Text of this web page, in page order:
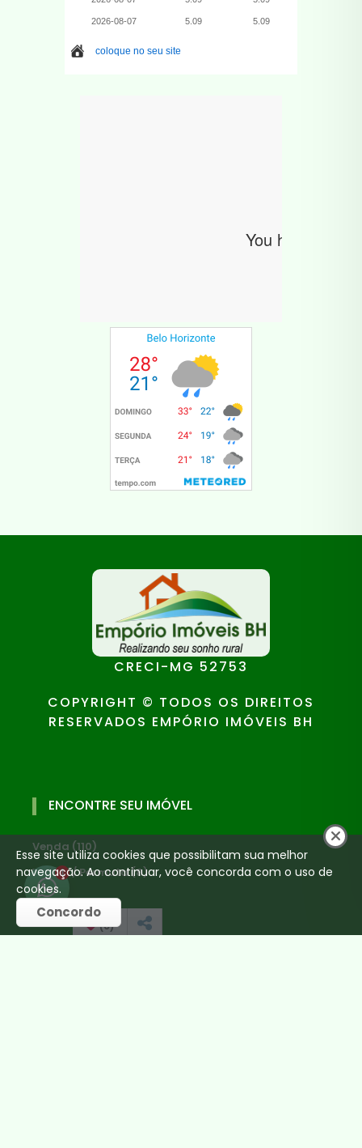
CRECI-MG 52753
COPYRIGHT © TODOS OS DIREITOS
RESERVADOS EMPÓRIO IMÓVEIS BH
ENCONTRE SEU IMÓVEL
Venda (110)
Venda / Permuta (8)
CONTATO
1
(0)
Esse site utiliza cookies que possibilitam sua melhor
navegação. Ao continuar, você concorda com o uso de
cookies.
Concordo